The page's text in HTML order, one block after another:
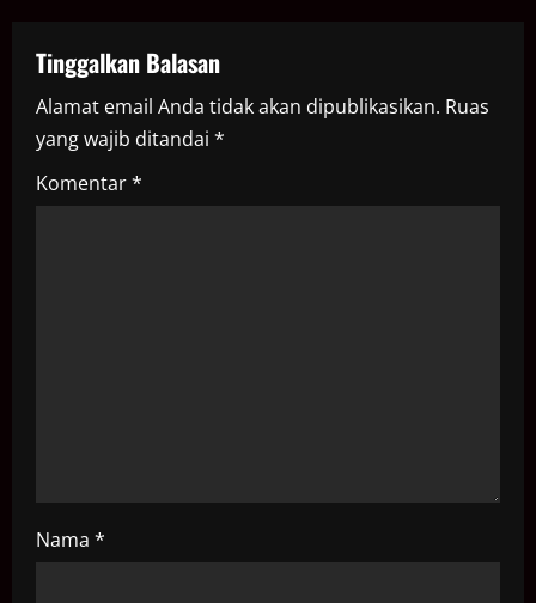
a
v
i
g
Tinggalkan Balasan
Alamat email Anda tidak akan dipublikasikan. Ruas
yang wajib ditandai *
Komentar*
Nama *